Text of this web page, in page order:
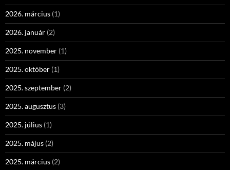
2026. március (1)
2026. január (2)
2025. november (1)
2025. október (1)
2025. szeptember (2)
2025. augusztus (3)
2025. július (1)
2025. május (2)
2025. március (2)